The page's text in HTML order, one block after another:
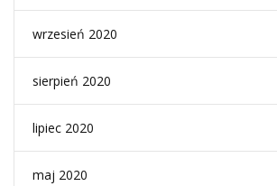
wrzesień 2020
sierpień 2020
lipiec 2020
maj 2020